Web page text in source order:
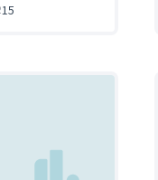
15